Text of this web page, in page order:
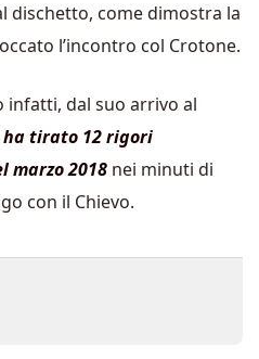
dischetto, come dimostra la
l’incontro col Crotone.
dal suo arrivo al
ha tirato 12 rigori
marzo 2018 nei minuti di
con il Chievo.